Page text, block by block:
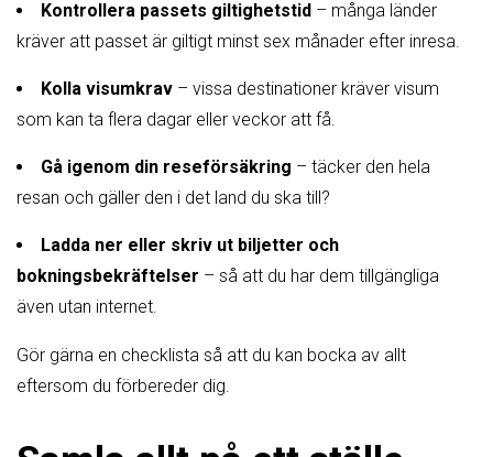
Kontrollera passets giltighetstid – många länder
kräver att passet är giltigt minst sex månader efter inresa.
Kolla visumkrav – vissa destinationer kräver visum
som kan ta flera dagar eller veckor att få.
Gå igenom din reseförsäkring – täcker den hela
resan och gäller den i det land du ska till?
Ladda ner eller skriv ut biljetter och
bokningsbekräftelser – så att du har dem tillgängliga
även utan internet.
Gör gärna en checklista så att du kan bocka av allt
eftersom du förbereder dig.